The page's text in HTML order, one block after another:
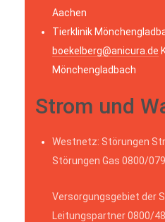
Aachen
Tierklinik
boekelberg@anicura.de
Mönchengladbach
Strom und
Westnetz: Störungen
Störungen Gas 0800/
Versorgungsgebiet der
Leitungspartner 0800/